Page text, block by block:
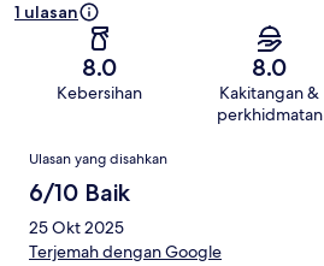
1 ulasan
8.0
Kebersihan
8.0
Kakitangan &
perkhidmatan
Ulasan
Ulasan yang disahkan
6/10 Baik
25 Okt 2025
Terjemah dengan Google